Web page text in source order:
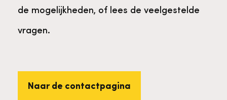
de mogelijkheden, of lees de veelgestelde
vragen.
Naar de contactpagina